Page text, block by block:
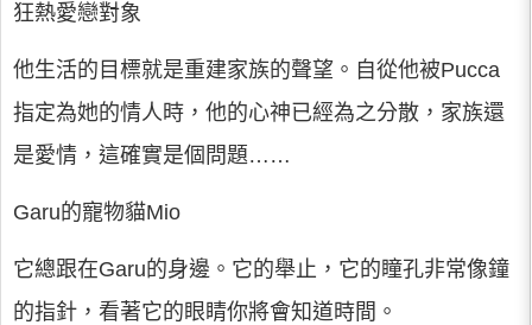
狂熱愛戀對象
他生活的目標就是重建家族的聲望。自從他被Pucca
指定為她的情人時，他的心神已經為之分散，家族還
是愛情，這確實是個問題……
Garu的寵物貓Mio
它總跟在Garu的身邊。它的舉止，它的瞳孔非常像鐘
的指針，看著它的眼睛你將會知道時間。